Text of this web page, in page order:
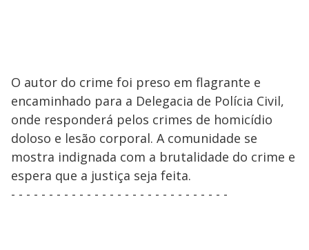
O autor do crime foi preso em flagrante e
encaminhado para a Delegacia de Polícia Civil,
onde responderá pelos crimes de homicídio
doloso e lesão corporal. A comunidade se
mostra indignada com a brutalidade do crime e
espera que a justiça seja feita.
- - - - - - - - - - - - - - - - - - - - - - - - - - - - -